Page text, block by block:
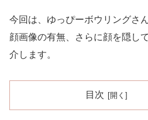
今回は、ゆっぴーボウリングさ
顔画像の有無、さらに顔を隠し
介します。
目次